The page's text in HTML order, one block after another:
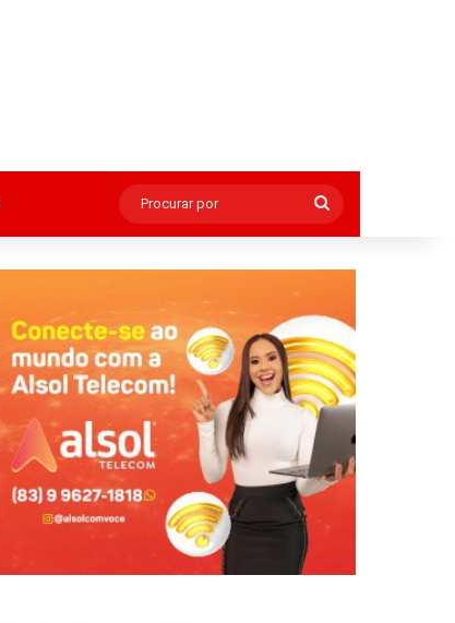
Procurar
por